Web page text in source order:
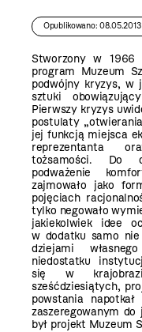
Opublikowano: 08.05.2013
Stworzony w 1966
program Muzeum
podwójny kryzys, w
sztuki
Pierwszy kryzys
postulaty
jej funkcją miejsca
reprezentanta
tożsamości. Do
podważenie
zajmowało jako
pojęciach
tylko negowało
jakiekolwiek idee
w dodatku samo
dziejami
niedostatku
się w
sześćdziesiątych,
powstania
zaszeregowanym
był projekt Muzeum